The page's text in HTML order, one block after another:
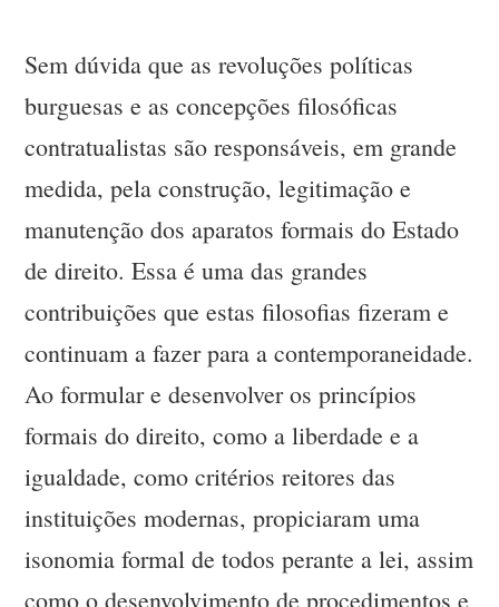
Sem dúvida que as revoluções políticas
burguesas e as concepções filosóficas
contratualistas são responsáveis, em grande
medida, pela construção, legitimação e
manutenção dos aparatos formais do Estado
de direito. Essa é uma das grandes
contribuições que estas filosofias fizeram e
continuam a fazer para a contemporaneidade.
Ao formular e desenvolver os princípios
formais do direito, como a liberdade e a
igualdade, como critérios reitores das
instituições modernas, propiciaram uma
isonomia formal de todos perante a lei, assim
como o desenvolvimento de procedimentos e